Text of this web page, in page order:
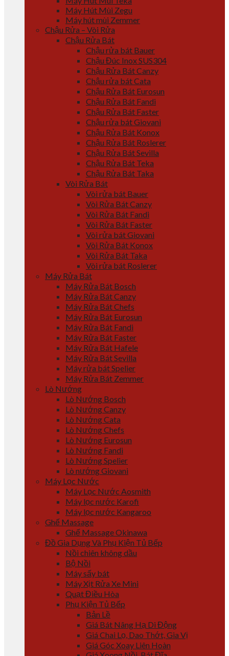
Máy Hút Mùi Zegu
Máy hút mùi Zemmer
Chậu Rửa – Vòi Rửa
Chậu Rửa Bát
Chậu rửa bát Bauer
Chậu Đúc Inox SUS304
Chậu Rửa Bát Canzy
Chậu rửa bát Cata
Chậu Rửa Bát Eurosun
Chậu Rửa Bát Fandi
Chậu Rửa Bát Faster
Chậu rửa bát Giovani
Chậu Rửa Bát Konox
Chậu Rửa Bát Roslerer
Chậu Rửa Bát Sevilla
Chậu Rửa Bát Teka
Chậu Rửa Bát Taka
Vòi Rửa Bát
Vòi rửa bát Bauer
Vòi Rửa Bát Canzy
Vòi Rửa Bát Fandi
Vòi Rửa Bát Faster
Vòi rửa bát Giovani
Vòi Rửa Bát Konox
Vòi Rửa Bát Taka
Vòi rửa bát Roslerer
Máy Rửa Bát
Máy Rửa Bát Bosch
Máy Rửa Bát Canzy
Máy Rửa Bát Chefs
Máy Rửa Bát Eurosun
Máy Rửa Bát Fandi
Máy Rửa Bát Faster
Máy Rửa Bát Hafele
Máy Rửa Bát Sevilla
Máy rửa bát Spelier
Máy Rửa Bát Zemmer
Lò Nướng
Lò Nướng Bosch
Lò Nướng Canzy
Lò Nướng Cata
Lò Nướng Chefs
Lò Nướng Eurosun
Lò Nướng Fandi
Lò Nướng Spelier
Lò nướng Giovani
Máy Lọc Nước
Máy Lọc Nước Aosmith
Máy lọc nước Karofi
Máy lọc nước Kangaroo
Ghế Massage
Ghế Massage Okinawa
Đồ Gia Dụng Và Phụ Kiện Tủ Bếp
Nồi chiên không dầu
Bộ Nồi
Máy sấy bát
Máy Xịt Rửa Xe Mini
Quạt Điều Hòa
Phụ Kiện Tủ Bếp
Bản Lề
Giá Bát Nâng Hạ Di Động
Giá Chai Lọ, Dao Thớt, Gia Vị
Giá Góc Xoay Liên Hoàn